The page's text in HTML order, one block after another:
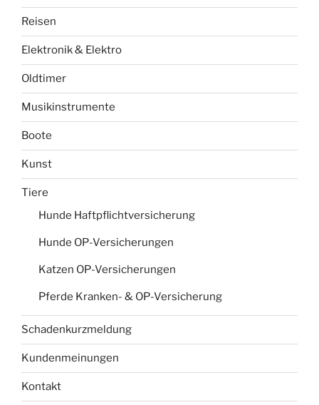
Reisen
Elektronik & Elektro
Oldtimer
Musikinstrumente
Boote
Kunst
Tiere
Hunde Haftpflichtversicherung
Hunde OP-Versicherungen
Katzen OP-Versicherungen
Pferde Kranken- & OP-Versicherung
Schadenkurzmeldung
Kundenmeinungen
Kontakt